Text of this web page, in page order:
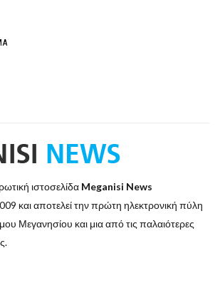
ιστοσελίδα Meganisi News
και αποτελεί την πρώτη ηλεκτρονική πύλη
Μεγανησίου και μια από τις παλαιότερες